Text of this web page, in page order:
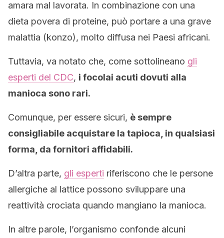
amara mal lavorata. In combinazione con una
dieta povera di proteine, può portare a una grave
malattia (konzo), molto diffusa nei Paesi africani.
Tuttavia, va notato che, come sottolineano gli
esperti del CDC, i focolai acuti dovuti alla
manioca sono rari.
Comunque, per essere sicuri, è sempre
consigliabile acquistare la tapioca, in qualsiasi
forma, da fornitori affidabili.
D’altra parte, gli esperti riferiscono che le persone
allergiche al lattice possono sviluppare una
reattività crociata quando mangiano la manioca.
In altre parole, l’organismo confonde alcuni